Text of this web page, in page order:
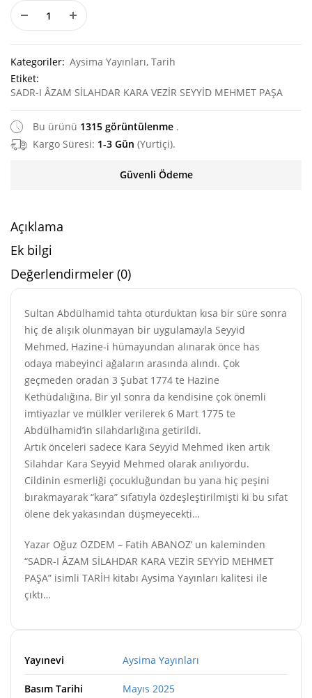
Kategoriler: Aysima Yayınları, Tarih
Etiket:
SADR-I ÂZAM SİLAHDAR KARA VEZİR SEYYİD MEHMET PAŞA
Bu ürünü 1315 görüntülenme .
Kargo Süresi: 1-3 Gün (Yurtiçi).
Güvenli Ödeme
Açıklama
Ek bilgi
Değerlendirmeler (0)
Sultan Abdülhamid tahta oturduktan kısa bir süre sonra
hiç de alışık olunmayan bir uygulamayla Seyyid
Mehmed, Hazine-i hümayundan alınarak önce has
odaya mabeyinci ağaların arasında alındı. Çok
geçmeden oradan 3 Şubat 1774 te Hazine
Kethüdalığına, Bir yıl sonra da kendisine çok önemli
imtiyazlar ve mülkler verilerek 6 Mart 1775 te
Abdülhamid’in silahdarlığına getirildi.
Artık önceleri sadece Kara Seyyid Mehmed iken artık
Silahdar Kara Seyyid Mehmed olarak anılıyordu.
Cildinin esmerliği çocukluğundan bu yana hiç peşini
bırakmayarak “kara” sıfatıyla özdeşleştirilmişti ki bu sıfat
ölene dek yakasından düşmeyecekti…
Yazar Oğuz ÖZDEM – Fatih ABANOZ’ un kaleminden
“SADR-I ÂZAM SİLAHDAR KARA VEZİR SEYYİD MEHMET
PAŞA” isimli TARİH kitabı Aysima Yayınları kalitesi ile
çıktı…
Yayınevi Aysima Yayınları
Basım Tarihi Mayıs 2025